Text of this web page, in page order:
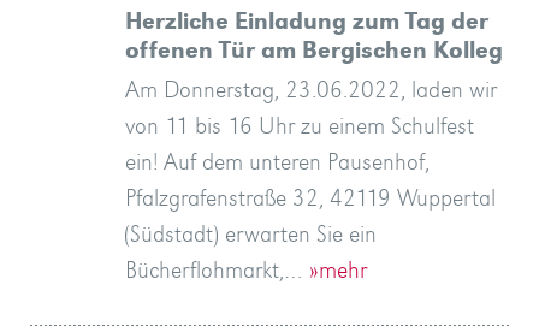
Herzliche Einladung zum Tag der
offenen Tür am Bergischen Kolleg
Am Donnerstag, 23.06.2022, laden wir
von 11 bis 16 Uhr zu einem Schulfest
ein! Auf dem unteren Pausenhof,
Pfalzgrafenstraße 32, 42119 Wuppertal
(Südstadt) erwarten Sie ein
Bücherflohmarkt,… »mehr